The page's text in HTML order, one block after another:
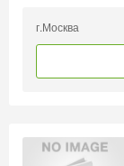
г.Москва